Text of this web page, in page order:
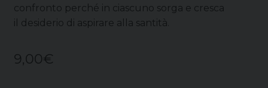
confronto perché in ciascuno sorga e cresca
il desiderio di aspirare alla santità.
9,00€